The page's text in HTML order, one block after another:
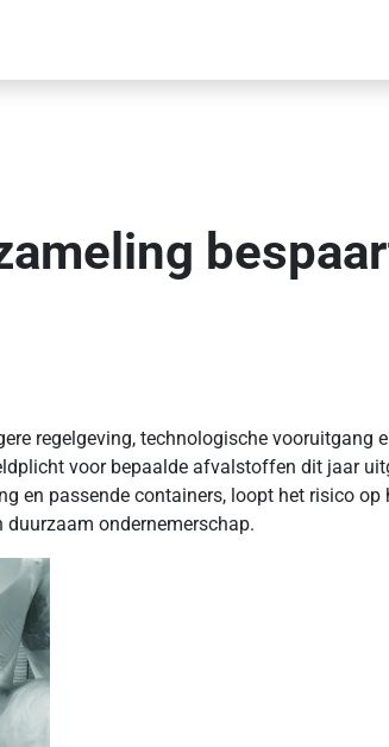
regelgeving, technologische vooruitgang
voor bepaalde afvalstoffen dit jaar
passende containers, loopt het risico
ondernemerschap.